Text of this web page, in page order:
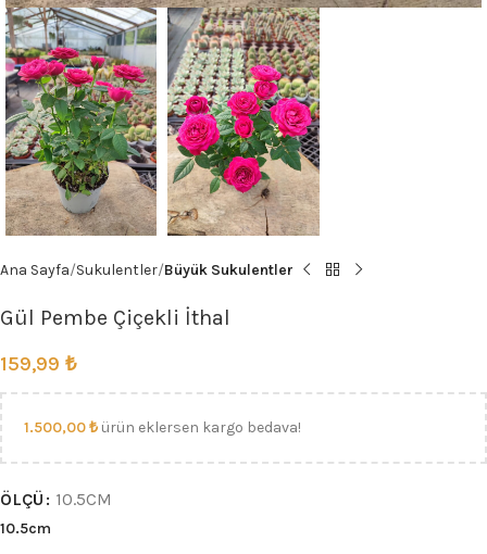
Ana Sayfa Sukulentler Büyük Sukulentler
Gül Pembe Çiçekli İthal
159,99 ₺
1.500,00₺ ürün eklersen kargo bedava!
ÖLÇÜ 10.5CM
10.5cm